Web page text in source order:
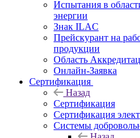
Испытания в
энергии
Знак ILAC
Прейскурант на
продукции
Область
Онлайн-Заявка
Сертификация
Назад
Сертификация
Сертификация
Системы